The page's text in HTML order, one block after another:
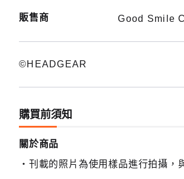
販售商 Good Smile
©HEADGEAR
購買前須知
關於商品
刊載的照片為使用樣品進行拍攝，